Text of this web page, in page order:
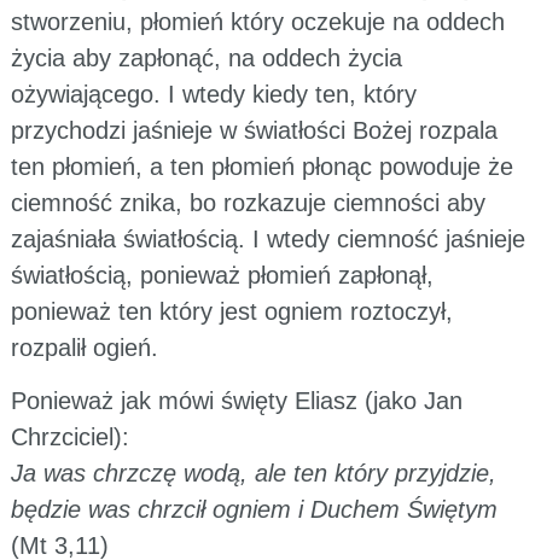
stworzeniu, płomień który oczekuje na oddech
życia aby zapłonąć, na oddech życia
ożywiającego. I wtedy kiedy ten, który
przychodzi jaśnieje w światłości Bożej rozpala
ten płomień, a ten płomień płonąc powoduje że
ciemność znika, bo rozkazuje ciemności aby
zajaśniała światłością. I wtedy ciemność jaśnieje
światłością, ponieważ płomień zapłonął,
ponieważ ten który jest ogniem roztoczył,
rozpalił ogień.
Ponieważ jak mówi święty Eliasz (jako Jan
Chrzciciel):
Ja was chrzczę wodą, ale ten który przyjdzie,
będzie was chrzcił ogniem i Duchem Świętym
(Mt 3,11)